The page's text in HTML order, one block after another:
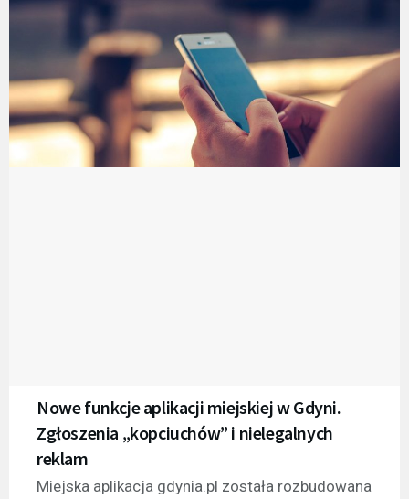
Nowe funkcje aplikacji miejskiej w Gdyni.
Zgłoszenia „kopciuchów” i nielegalnych
reklam
Miejska aplikacja gdynia.pl została rozbudowana